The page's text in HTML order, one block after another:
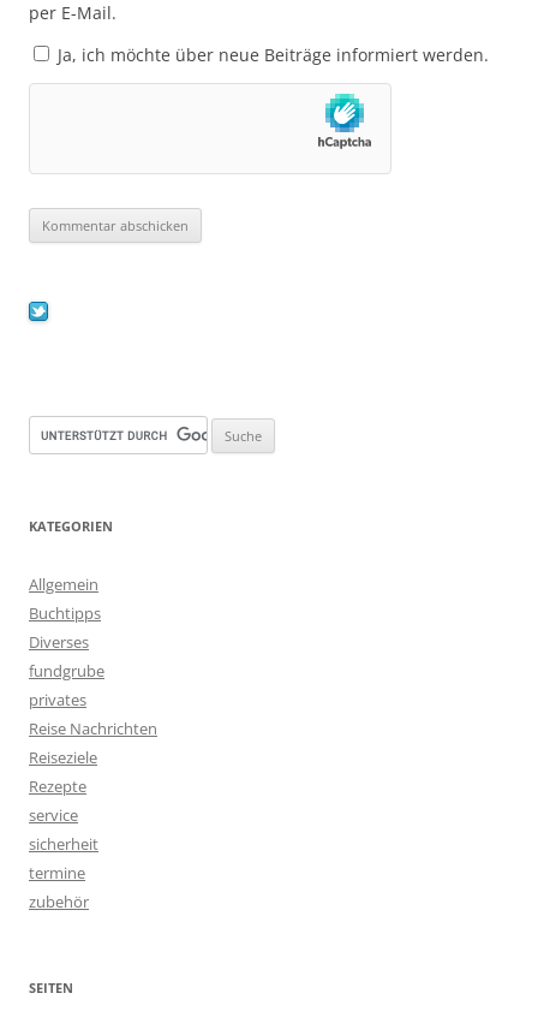
per E-Mail.
Ja, ich möchte über neue Beiträge informiert werden.
KATEGORIEN
Allgemein
Buchtipps
Diverses
fundgrube
privates
Reise Nachrichten
Reiseziele
Rezepte
service
sicherheit
termine
zubehör
SEITEN